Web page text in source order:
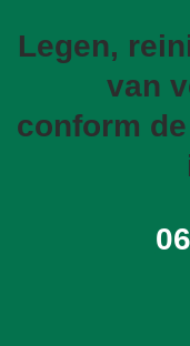
Legen,
van
conform